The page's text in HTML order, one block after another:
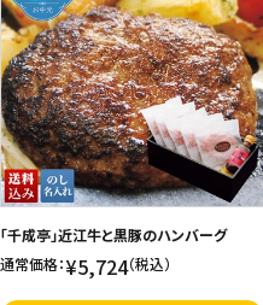
「千成亭」近江牛と黒豚のハンバーグ
通常価格：¥5,724（税込）